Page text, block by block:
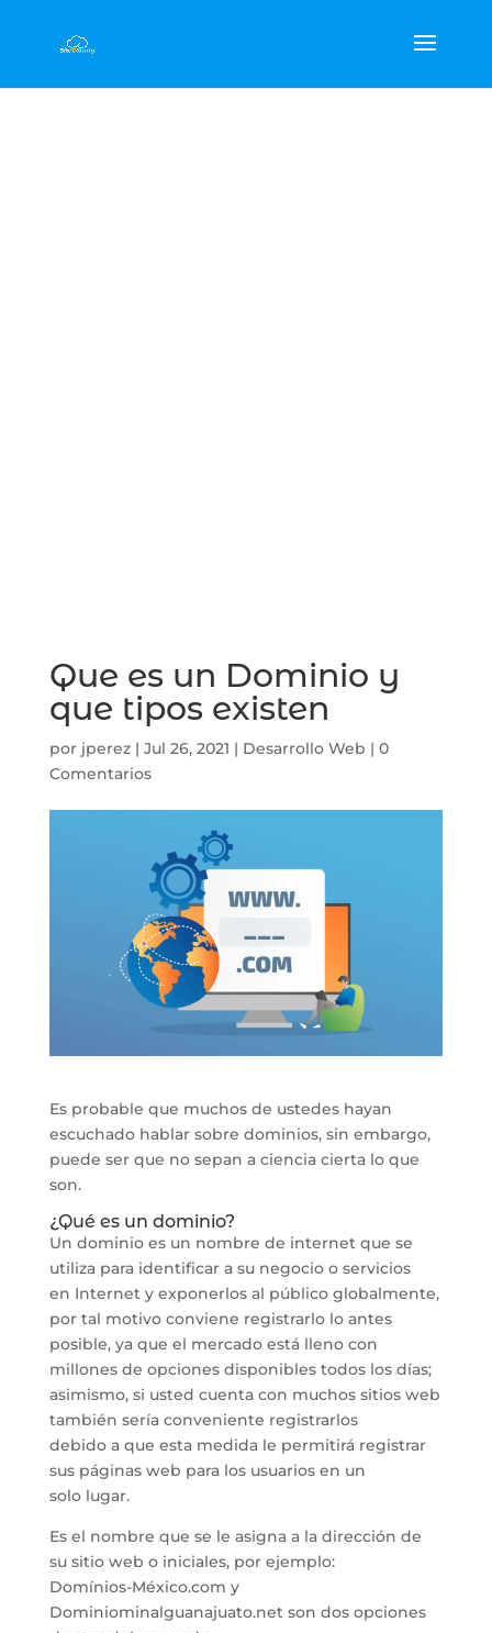
Que es un Dominio y
que tipos existen
por jperez| Jul 26, 2021 | Desarrollo Web | 0
Comentarios
Es probable que muchos de ustedes hayan
escuchado hablar sobre dominios, sin embargo,
puede ser que no sepan a ciencia cierta lo que
son.
¿Qué es un dominio?
Un dominio es un nombre de internet que se
utiliza para identificar a su negocio o servicios
en Internet y exponerlos al público globalmente,
por tal motivo conviene registrarlo lo antes
posible, ya que el mercado está lleno con
millones de opciones disponibles todos los días;
asimismo, si usted cuenta con muchos sitios web
también sería conveniente registrarlos
debido a que esta medida le permitirá registrar
sus páginas web para los usuarios en un
solo lugar.
Es el nombre que se le asigna a la dirección de
su sitio web o iniciales, por ejemplo:
Domínios-México.com y
Dominiominalguanajuato.net son dos opciones